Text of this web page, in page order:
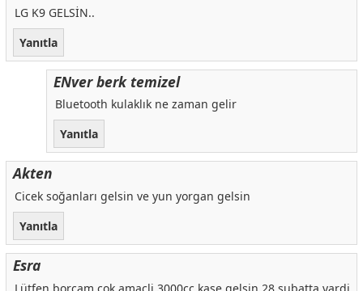
LG K9 GELSİN..
Yanıtla
ENver berk temizel
Bluetooth kulaklık ne zaman gelir
Yanıtla
Akten
Cicek soğanları gelsin ve yun yorgan gelsin
Yanıtla
Esra